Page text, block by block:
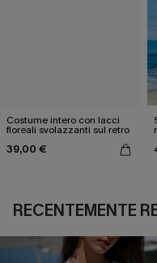
Costume intero con lacci
floreali svolazzanti sul retro
39,00 €
RECENTEMENTE